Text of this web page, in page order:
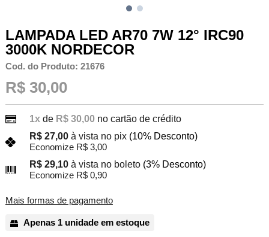
LAMPADA LED AR70 7W 12° IRC90
3000K NORDECOR
Cod. do Produto: 21676
R$ 30,00
1xde R$ 30,00 no cartão de crédito
R$ 27,00 à vista no pix (10% Desconto)
Economize R$ 3,00
R$ 29,10 à vista no boleto (3% Desconto)
Economize R$ 0,90
Mais formas de pagamento
Apenas 1 unidade em estoque